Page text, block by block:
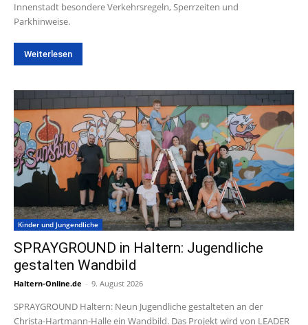
Innenstadt besondere Verkehrsregeln, Sperrzeiten und
Parkhinweise.
Weiterlesen
Kinder und Jungendliche
SPRAYGROUND in Haltern: Jugendliche
gestalten Wandbild
Haltern-Online.de - 9. August 2026
SPRAYGROUND Haltern: Neun Jugendliche gestalteten an der
Christa-Hartmann-Halle ein Wandbild. Das Projekt wird von LEADER